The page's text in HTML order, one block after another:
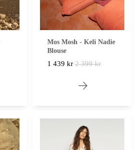
Mos Mosh - Keli Nadie
Blouse
1 439 kr 2 399 kr